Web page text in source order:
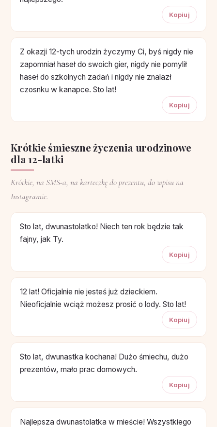
Kopiuj
Z okazji 12-tych urodzin życzymy Ci, byś nigdy nie
zapomniał haseł do swoich gier, nigdy nie pomylił
haseł do szkolnych zadań i nigdy nie znalazł
czosnku w kanapce. Sto lat!
Kopiuj
Krótkie śmieszne życzenia urodzinowe
dla 12-latki
Krótkie, na SMS-a, na karteczkę do prezentu, do wpisu na
Instagramie.
Sto lat, dwunastolatko! Niech ten rok będzie tak
fajny, jak Ty.
Kopiuj
12 lat! Oficjalnie nie jesteś już dzieckiem.
Nieoficjalnie wciąż możesz prosić o lody. Sto lat!
Kopiuj
Sto lat, dwunastka kochana! Dużo śmiechu, dużo
prezentów, mało prac domowych.
Kopiuj
Najlepsza dwunastolatka w mieście! Wszystkiego